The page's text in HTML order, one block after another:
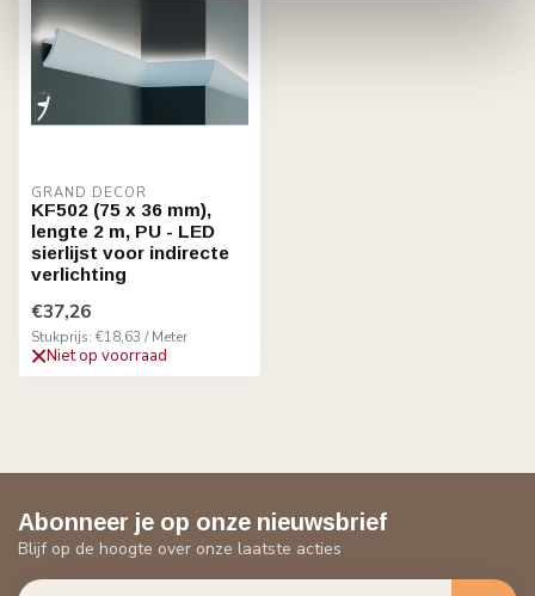
GRAND DECOR
KF502 (75 x 36 mm),
lengte 2 m, PU - LED
sierlijst voor indirecte
verlichting
€37,26
Stukprijs: €18,63 / Meter
Niet op voorraad
Abonneer je op onze nieuwsbrief
Blijf op de hoogte over onze laatste acties